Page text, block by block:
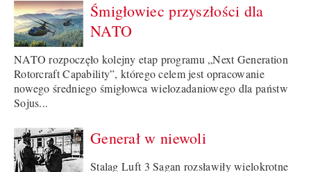
Śmigłowiec przyszłości dla
NATO
NATO rozpoczęło kolejny etap programu „Next Generation
Rotorcraft Capability”, którego celem jest opracowanie
nowego średniego śmigłowca wielozadaniowego dla państw
Sojus...
Generał w niewoli
Stalag Luft 3 Sagan rozsławiły wielokrotne